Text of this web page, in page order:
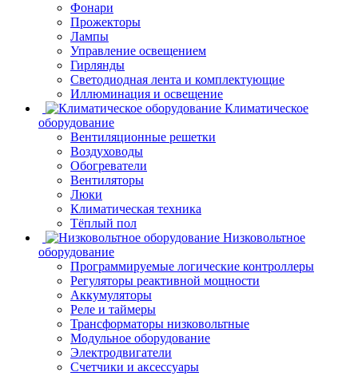
Фонари
Прожекторы
Лампы
Управление освещением
Гирлянды
Светодиодная лента и комплектующие
Иллюминация и освещение
Климатическое
оборудование
Вентиляционные решетки
Воздуховоды
Обогреватели
Вентиляторы
Люки
Климатическая техника
Тёплый пол
Низковольтное
оборудование
Программируемые логические контроллеры
Регуляторы реактивной мощности
Аккумуляторы
Реле и таймеры
Трансформаторы низковольтные
Модульное оборудование
Электродвигатели
Счетчики и аксессуары